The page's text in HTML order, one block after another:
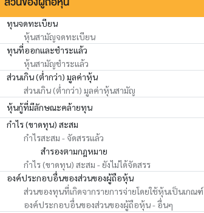
ทุนจดทะเบียน
หุ้นสามัญจดทะเบียน
ทุนที่ออกและชำระแล้ว
หุ้นสามัญชำระแล้ว
ส่วนเกิน (ต่ำกว่า) มูลค่าหุ้น
ส่วนเกิน (ต่ำกว่า) มูลค่าหุ้นสามัญ
หุ้นกู้ที่มีลักษณะคล้ายทุน
กำไร (ขาดทุน) สะสม
กำไรสะสม - จัดสรรแล้ว
สำรองตามกฎหมาย
กำไร (ขาดทุน) สะสม - ยังไม่ได้จัดสรร
องค์ประกอบอื่นของส่วนของผู้ถือหุ้น
ส่วนของทุนที่เกิดจากรายการจ่ายโดยใช้หุ้นเป็นเกณฑ์
องค์ประกอบอื่นของส่วนของผู้ถือหุ้น - อื่นๆ